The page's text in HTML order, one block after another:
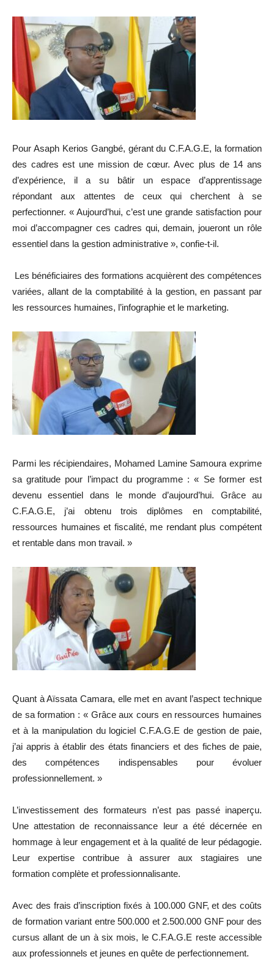
Pour Asaph Kerios Gangbé, gérant du C.F.A.G.E, la formation
des cadres est une mission de cœur. Avec plus de 14 ans
d’expérience, il a su bâtir un espace d’apprentissage
répondant aux attentes de ceux qui cherchent à se
perfectionner. « Aujourd’hui, c’est une grande satisfaction pour
moi d’accompagner ces cadres qui, demain, joueront un rôle
essentiel dans la gestion administrative », confie-t-il.
Les bénéficiaires des formations acquièrent des compétences
variées, allant de la comptabilité à la gestion, en passant par
les ressources humaines, l’infographie et le marketing.
Parmi les récipiendaires, Mohamed Lamine Samoura exprime
sa gratitude pour l’impact du programme : « Se former est
devenu essentiel dans le monde d’aujourd’hui. Grâce au
C.F.A.G.E, j’ai obtenu trois diplômes en comptabilité,
ressources humaines et fiscalité, me rendant plus compétent
et rentable dans mon travail. »
Quant à Aïssata Camara, elle met en avant l’aspect technique
de sa formation : « Grâce aux cours en ressources humaines
et à la manipulation du logiciel C.F.A.G.E de gestion de paie,
j’ai appris à établir des états financiers et des fiches de paie,
des compétences indispensables pour évoluer
professionnellement. »
L’investissement des formateurs n’est pas passé inaperçu.
Une attestation de reconnaissance leur a été décernée en
hommage à leur engagement et à la qualité de leur pédagogie.
Leur expertise contribue à assurer aux stagiaires une
formation complète et professionnalisante.
Avec des frais d’inscription fixés à 100.000 GNF, et des coûts
de formation variant entre 500.000 et 2.500.000 GNF pour des
cursus allant de un à six mois, le C.F.A.G.E reste accessible
aux professionnels et jeunes en quête de perfectionnement.